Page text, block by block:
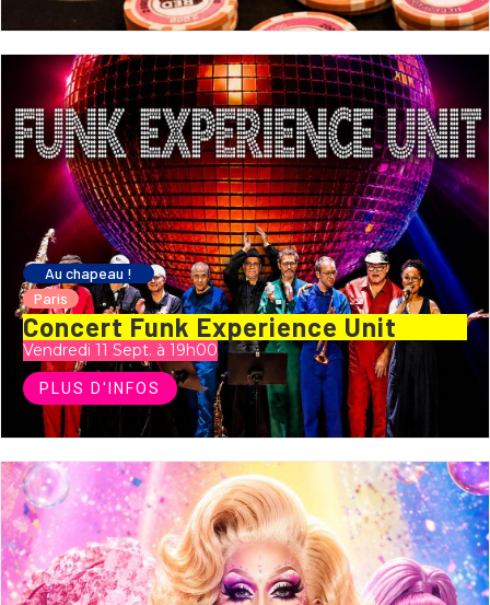
Au chapeau !
Paris
Concert Funk Experience Unit
Vendredi 11 Sept. à 19h00
PLUS D'INFOS